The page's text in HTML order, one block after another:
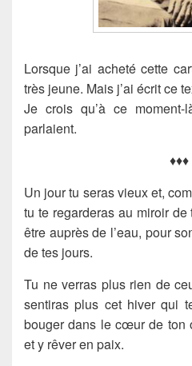
Lorsque j’ai acheté cette
très jeune. Mais j’ai écrit ce
Je crois qu’à ce
parlaient.
♦♦♦
Un jour tu seras vieux et,
tu te regarderas au miroir de
être auprès de l’eau, pour
de tes jours.
Tu ne verras plus rien de
sentiras plus cet hiver qui
bouger dans le cœur de ton
et y rêver en paix.